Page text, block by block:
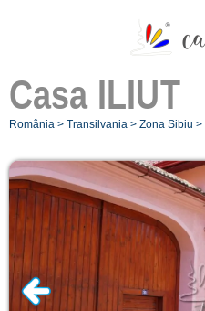
Casa ILIUT
România > Transilvania > Zona Sibiu >